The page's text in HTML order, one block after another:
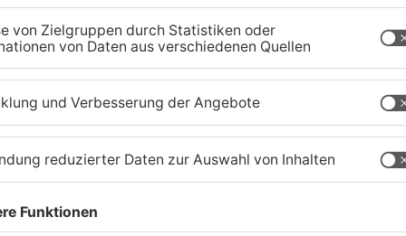
Feuerwehreinsatz in
Münster: Defekter Traktor
verursacht Feldbrand
06.08.2026, 11:36 UHR IN KREIS DARMSTADT-